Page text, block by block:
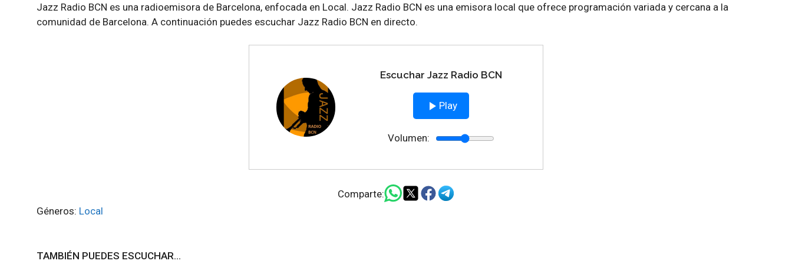
Jazz Radio BCN es una radioemisora de Barcelona, enfocada en Local. Jazz Radio BCN es una emisora local que ofrece programación variada y cercana a la
comunidad de Barcelona. A continuación puedes escuchar Jazz Radio BCN en directo.
Escuchar Jazz Radio BCN
Play
Volumen:
Comparte:
Géneros: Local
TAMBIÉN PUEDES ESCUCHAR...